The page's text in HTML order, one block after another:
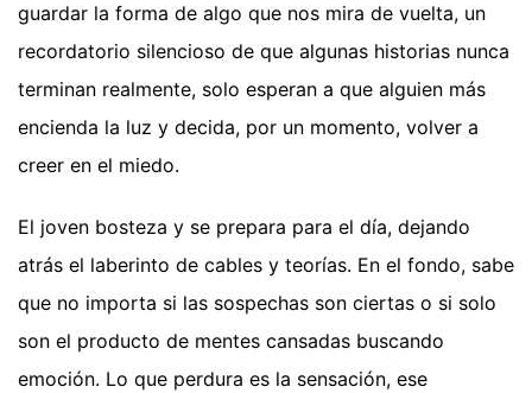
guardar la forma de algo que nos mira de vuelta, un
recordatorio silencioso de que algunas historias nunca
terminan realmente, solo esperan a que alguien más
encienda la luz y decida, por un momento, volver a
creer en el miedo.
El joven bosteza y se prepara para el día, dejando
atrás el laberinto de cables y teorías. En el fondo, sabe
que no importa si las sospechas son ciertas o si solo
son el producto de mentes cansadas buscando
emoción. Lo que perdura es la sensación, ese